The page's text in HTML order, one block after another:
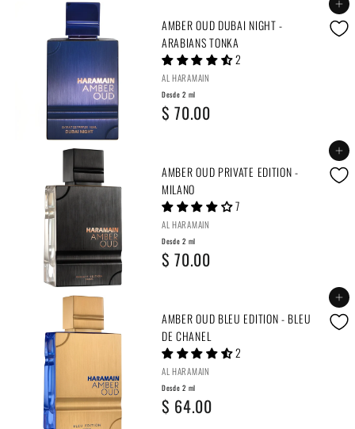
6
0
s
d
e
$
4
Agregar al carrito
AMBER OUD DUBAI NIGHT -
ARABIANS TONKA
2
AL HARAMAIN
Desde 2 ml
$ 70.00D
s
e
m
$
7
0
0
Agregar al carrito
AMBER OUD PRIVATE EDITION -
MILANO
7
AL HARAMAIN
Desde 2 ml
$ 70.00D
s
d
e
m
Agregar al carrito
AMBER OUD BLEU EDITION - BLEU
DE CHANEL
2
AL HARAMAIN
Desde 2 ml
$ 64.00D